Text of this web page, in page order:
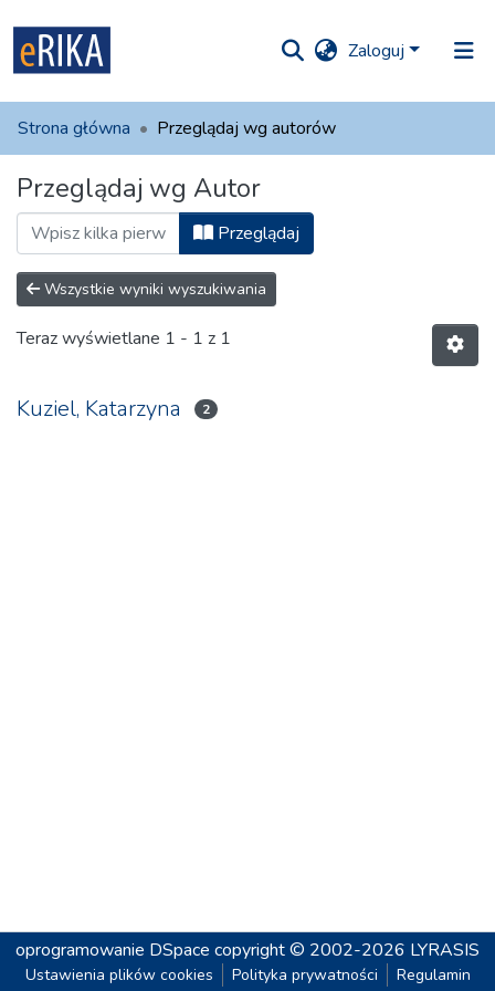
Zaloguj
i
na UAFM
Informacja
Dla autorów
Pomoc
Kontakt
Strona główna Przeglądaj wg autorów
Przeglądaj wg Autor
Przeglądaj
Wszystkie wyniki wyszukiwania
Teraz wyświetlane 1 - 1 z 1
Kuziel, Katarzyna 2
oprogramowanie DSpace copyright © 2002-2026 LYRASIS
Ustawienia plików cookies Polityka prywatności Regulamin